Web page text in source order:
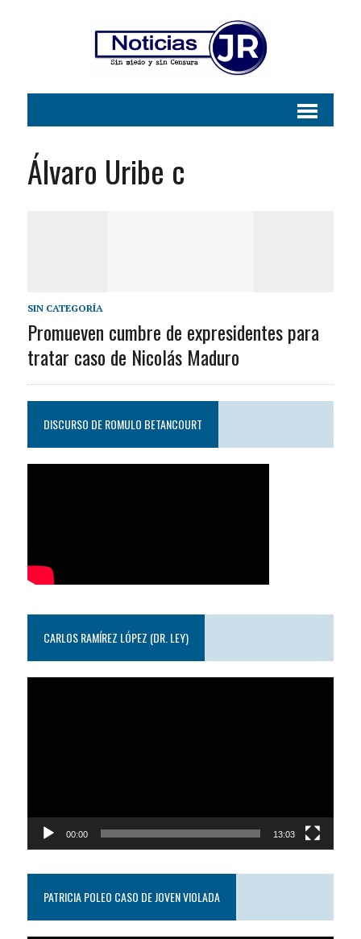
Álvaro Uribe c
SIN CATEGORÍA
Promueven cumbre de expresidentes para
tratar caso de Nicolás Maduro
DISCURSO DE ROMULO BETANCOURT
CARLOS RAMÍREZ LÓPEZ (DR. LEY)
00:00 13:03
PATRICIA POLEO CASO DE JOVEN VIOLADA